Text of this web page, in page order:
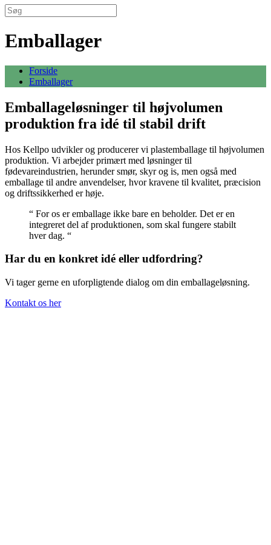
Emballager
Forside
Emballager
Emballageløsninger til højvolumen
produktion fra idé til stabil drift
Hos Kellpo udvikler og producerer vi plastemballage til højvolumen
produktion. Vi arbejder primært med løsninger til
fødevareindustrien, herunder smør, skyr og is, men også med
emballage til andre anvendelser, hvor kravene til kvalitet, præcision
og driftssikkerhed er høje.
“ For os er emballage ikke bare en beholder. Det er en
integreret del af produktionen, som skal fungere stabilt
hver dag. “
Har du en konkret idé eller udfordring?
Vi tager gerne en uforpligtende dialog om din emballageløsning.
Kontakt os her